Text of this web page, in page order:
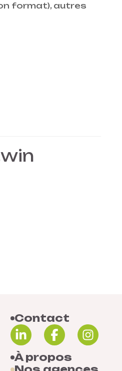
format), autres
Contact
À propos